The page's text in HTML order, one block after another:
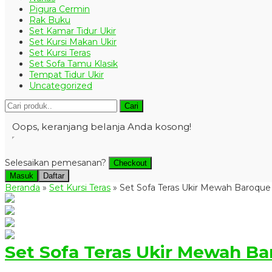
Pigura Cermin
Rak Buku
Set Kamar Tidur Ukir
Set Kursi Makan Ukir
Set Kursi Teras
Set Sofa Tamu Klasik
Tempat Tidur Ukir
Uncategorized
Cari
Oops, keranjang belanja Anda kosong!
Selesaikan pemesanan?
Checkout
Masuk
Daftar
Beranda » Set Kursi Teras » Set Sofa Teras Ukir Mewah Baroque
Set Sofa Teras Ukir Mewah